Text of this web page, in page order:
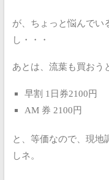
が、ちょっと悩んでい
し・・・
あとは、流葉も買おう
早割 1日券2100円
AM 券 2100円
と、等価なので、現地
しネ。